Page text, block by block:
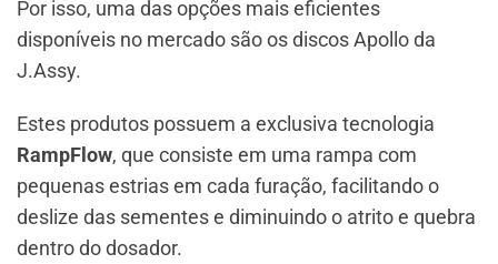
Por isso, uma das opções mais eficientes
disponíveis no mercado são os discos Apollo da
J.Assy.
Estes produtos possuem a exclusiva tecnologia
RampFlow, que consiste em uma rampa com
pequenas estrias em cada furação, facilitando o
deslize das sementes e diminuindo o atrito e quebra
dentro do dosador.